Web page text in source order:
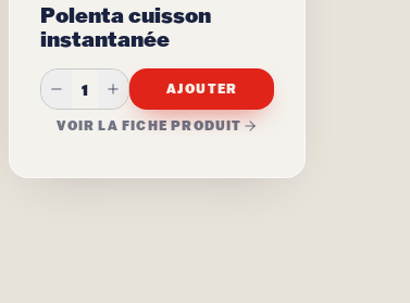
Polenta cuisson
instantanée
1 AJOUTER
VOIR LA FICHE PRODUIT